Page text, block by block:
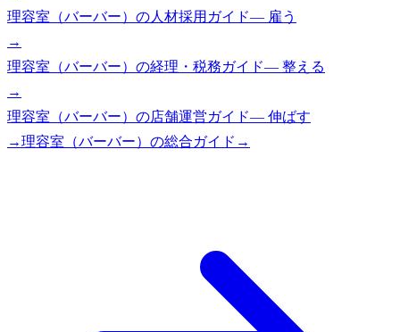
理容室（バーバー） の人材採用ガイド— 雇う
→
理容室（バーバー） の経理・税務ガイド— 整える
→
理容室（バーバー） の店舗運営ガイド— 伸ばす
→理容室（バーバー） の総合ガイド →